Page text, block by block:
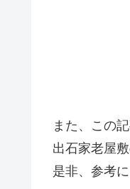
また、この
出石家老屋
是非、参考